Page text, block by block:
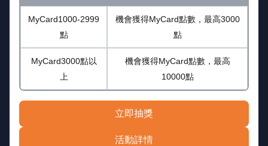
MyCard1000-2999
點
機會獲得MyCard點數，最高3000
點
MyCard3000點以
上
機會獲得MyCard點數，最高
10000點
立即抽獎
活動詳情